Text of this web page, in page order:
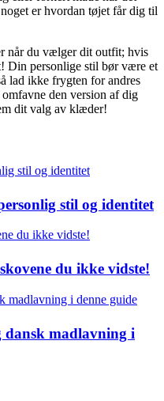
er hvordan tøjet får dig til
når du vælger dit outfit; hvis
Din personlige stil bør være et
lad ikke frygten for andres
den version af dig
dit valg av klæder!
stil og identitet
du ikke vidste!
dansk madlavning i